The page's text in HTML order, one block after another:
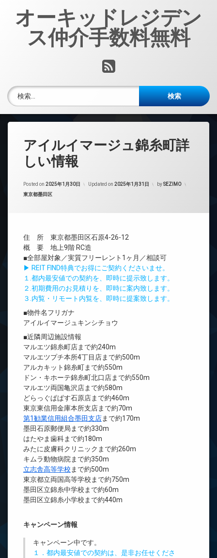
オーキッドレジデン
ス仲介手数料無料
RSS
検索:
アイルイマージュ錦糸町詳
しい情報
Posted on 2025年1月30日 Updated on 2025年1月31日 bySEZIMO
カテゴリー:
東京都墨田区
住 所 東京都墨田区石原4-26-12
概 要 地上9階 RC造
■全部屋対象／実質フリーレント1ヶ月／相談可
▶ REIT FIND特典でお得にご契約くださいませ。
１.都内最安値での契約を、即時に提示致します。
２.初期費用のお見積りを、即時に案内致します。
３.内覧・リモート内覧を、即時に提案致します。
■物件名フリガナ
アイルイマージュキンシチョウ
■近隣周辺施設情報
マルエツ錦糸町店まで約240m
マルエツプチ本所4丁目店まで約500m
アルカキット錦糸町まで約550m
ドン・キホーテ錦糸町北口店まで約550m
マルエツ両国亀沢店まで約580m
どらっぐぱぱす石原店まで約460m
東京東信用金庫本所支店まで約70m
第1勧業信用組合墨田支店まで約170m
墨田石原郵便局まで約330m
はたやま歯科まで約180m
みたに皮膚科クリニックまで約260m
キムラ動物病院まで約350m
立志舎高等学校 まで約500m
東京都立両国高等学校まで約750m
墨田区立錦糸中学校まで約60m
墨田区立錦糸小学校まで約440m
キャンペーン情報
キャンペーン中です。
１．都内最安値での契約は、是非お任せくださ